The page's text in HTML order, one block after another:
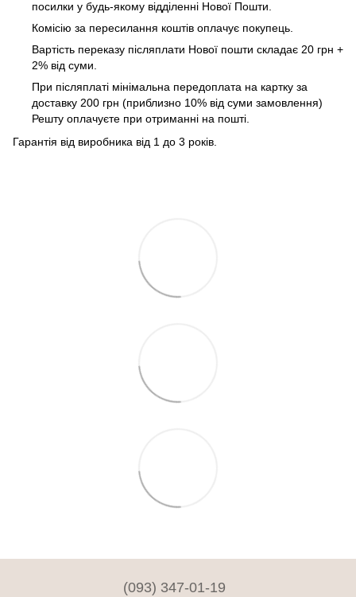
посилки у будь-якому відділенні Нової Пошти.
Комісію за пересилання коштів оплачує покупець.
Вартість переказу післяплати Нової пошти складає 20 грн +
2% від суми.
При післяплаті мінімальна передоплата на картку за
доставку 200 грн (приблизно 10% від суми замовлення)
Решту оплачуєте при отриманні на пошті.
Гарантія від виробника від 1 до 3 років.
(093) 347-01-19